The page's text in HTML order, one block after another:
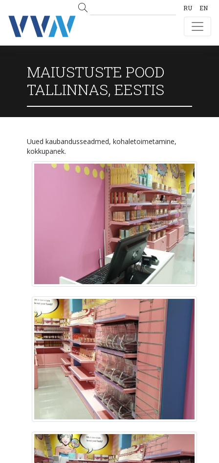
RU EN
MAIUSTUSTE POOD
TALLINNAS, EESTIS
Uued kaubandusseadmed, kohaletoimetamine,
kokkupanek.